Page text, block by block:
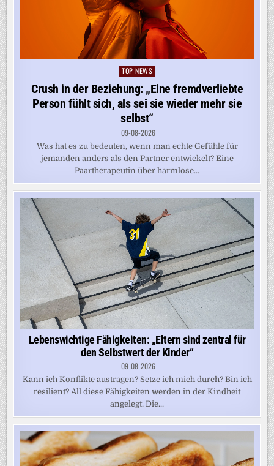
Posted
in
TOP-NEWS
Crush in der Beziehung: „Eine fremdverliebte
Person fühlt sich, als sei sie wieder mehr sie
selbst“
09-08-2026
Was hat es zu bedeuten, wenn man echte Gefühle für
jemanden anders als den Partner entwickelt? Eine
Paartherapeutin über harmlose...
Lebenswichtige Fähigkeiten: „Eltern sind zentral für
den Selbstwert der Kinder“
09-08-2026
Kann ich Konflikte austragen? Setze ich mich durch? Bin ich
resilient? All diese Fähigkeiten werden in der Kindheit
angelegt. Die...